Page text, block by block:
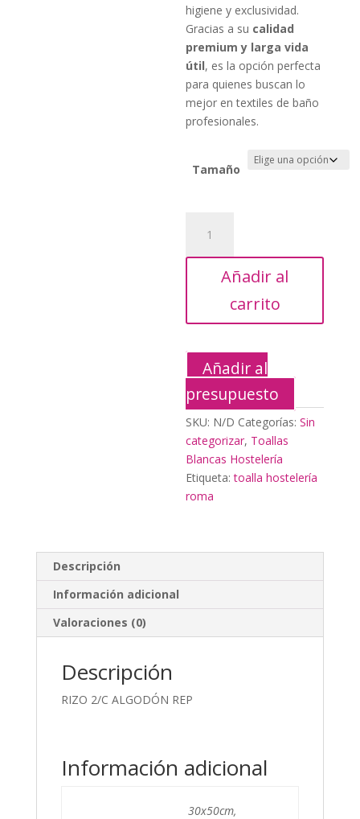
higiene y exclusividad.
Gracias a su calidad
premium y larga vida
útil, es la opción perfecta
para quienes buscan lo
mejor en textiles de baño
profesionales.
Tamaño
Roma
500g
cantidadAñadir al
carrito
Añadir al
presupuesto
SKU: N/D Categorías:Sin
categorizar, Toallas
Blancas Hostelería
Etiqueta:toalla hostelería
roma
Descripción
Información adicional
Valoraciones (0)
Descripción
RIZO 2/C ALGODÓN REP
Información adicional
30x50cm,